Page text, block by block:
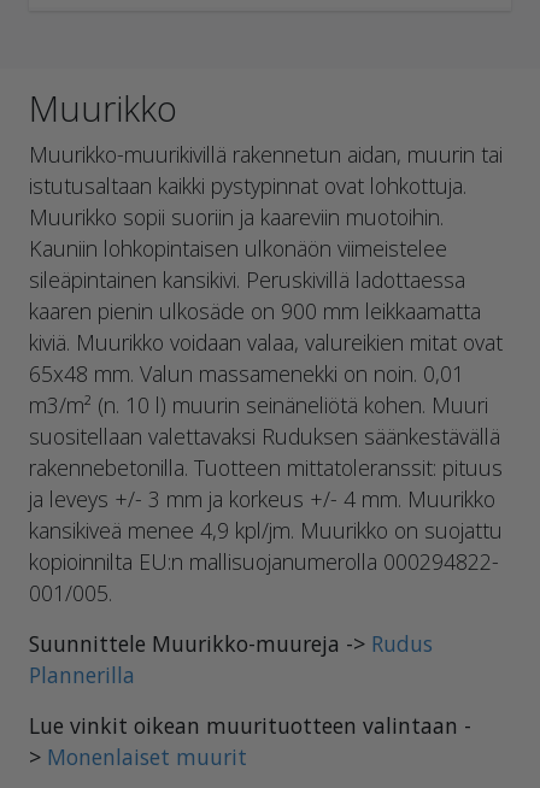
Muurikko
Muurikko-muurikivillä rakennetun aidan, muurin tai
istutusaltaan kaikki pystypinnat ovat lohkottuja.
Muurikko sopii suoriin ja kaareviin muotoihin.
Kauniin lohkopintaisen ulkonäön viimeistelee
sileäpintainen kansikivi. Peruskivillä ladottaessa
kaaren pienin ulkosäde on 900 mm leikkaamatta
kiviä. Muurikko voidaan valaa, valureikien mitat ovat
65x48 mm. Valun massamenekki on noin. 0,01
m3/m² (n. 10 l) muurin seinäneliötä kohen. Muuri
suositellaan valettavaksi Ruduksen säänkestävällä
rakennebetonilla. Tuotteen mittatoleranssit: pituus
ja leveys +/- 3 mm ja korkeus +/- 4 mm. Muurikko
kansikiveä menee 4,9 kpl/jm. Muurikko on suojattu
kopioinnilta EU:n mallisuojanumerolla 000294822-
001/005.
Suunnittele Muurikko-muureja -> Rudus
Plannerilla
Lue vinkit oikean muurituotteen valintaan -
> Monenlaiset muurit